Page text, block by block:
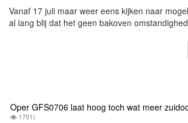
Vanaf 17 juli maar weer eens kijken naar
al lang blij dat het geen bakoven
Oper GFS0706 laat hoog toch wat meer
1701)